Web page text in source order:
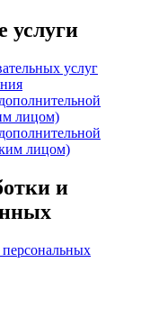
услуги
услуг
лицом)
лицом)
и